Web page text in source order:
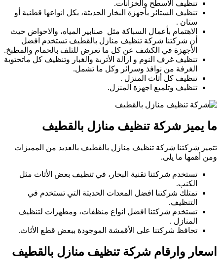
تنظيف الاسطح والخزانات.
تنظيف الستائر بأجهزة البخار الحديثة، بكل انواعها قطنية أو
ستان .
الاهتمام بأعمال السباكة مثل صنابير المياه، والاحواض حيث
أن شركتنا شركة تنظيف منازل بالقطيف تستخدم افضل
الأجهزة في الكشف عن كل ما تعرض للتلف بالحمام والمطبخ.
تنظيف غرف النوم و ازالة الأتربة والغبار وتنظيف كل ماتحتوية
الغرفة من نوافذ وسرائر وكل ما تشمل.
تنظيف كل أثاث المنزل .
تنظيف وتلميع اجهزة المنزل.
ما يميز شركة تنظيف منازل بالقطيف
تتميز شركتنا شركة تنظيف منازل بالقطيف بالعديد من المميزات
ومن أهمها ما يلى.
تستخدم شركتنا تقنية البخار، في تنظيف بعض الأثاث مثل
الكنب.
تمتلك شركتنا افضل المعدات الحديثة التي تستخدم في
التنظيف.
تستخدم شركتنا افضل انواع منظفات، ومطهرات لتنظيف
المنازل .
تحافظ شركتنا على الأقمشة الموجودة ببعض قطع الأثاث.
اسعار وارقام شركة تنظيف منازل بالقطيف